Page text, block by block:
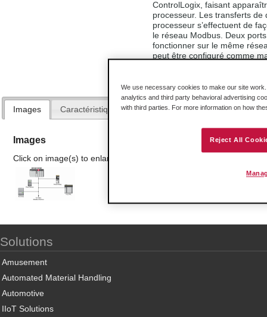
ControlLogix, faisant
processeur. Les transferts
processeur s’effectuent de
le réseau Modbus. Deux
fonctionner sur le même
peut être configuré comme
Images Caractéristiques Avantages Configuration
Images
Click on image(s) to enlarge
Solutions
Amusement
Automated Material Handling
Automotive
IIoT Solutions
We use necessary cookies to make our site
analytics and third party behavioral advertising
with third parties. For more information on how
Reject All